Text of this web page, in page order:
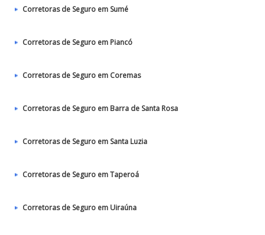
Corretoras de Seguro em Sumé
Corretoras de Seguro em Piancó
Corretoras de Seguro em Coremas
Corretoras de Seguro em Barra de Santa Rosa
Corretoras de Seguro em Santa Luzia
Corretoras de Seguro em Taperoá
Corretoras de Seguro em Uiraúna